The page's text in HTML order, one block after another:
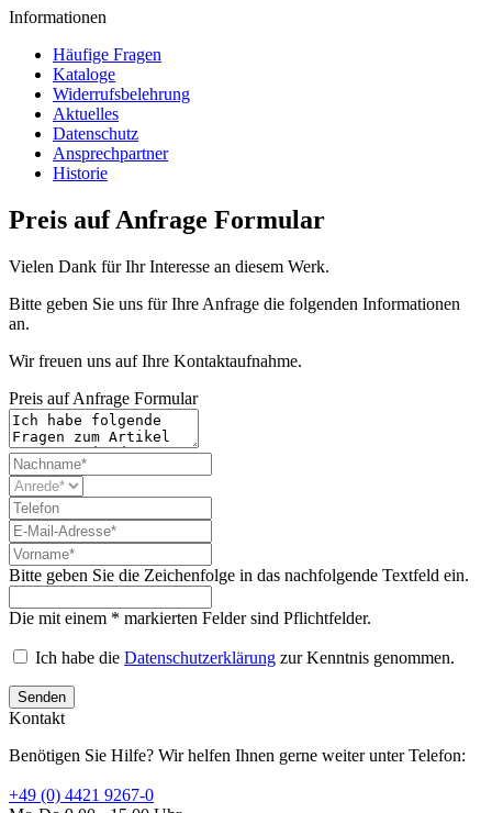
Informationen
Häufige Fragen
Kataloge
Widerrufsbelehrung
Aktuelles
Datenschutz
Ansprechpartner
Historie
Preis auf Anfrage Formular
Vielen Dank für Ihr Interesse an diesem Werk.
Bitte geben Sie uns für Ihre Anfrage die folgenden Informationen
an.
Wir freuen uns auf Ihre Kontaktaufnahme.
Preis auf Anfrage Formular
Bitte geben Sie die Zeichenfolge in das nachfolgende Textfeld ein.
Die mit einem * markierten Felder sind Pflichtfelder.
Ich habe die Datenschutzerklärung zur Kenntnis genommen.
Senden
Kontakt
Benötigen Sie Hilfe? Wir helfen Ihnen gerne weiter unter Telefon:
+49 (0) 4421 9267-0